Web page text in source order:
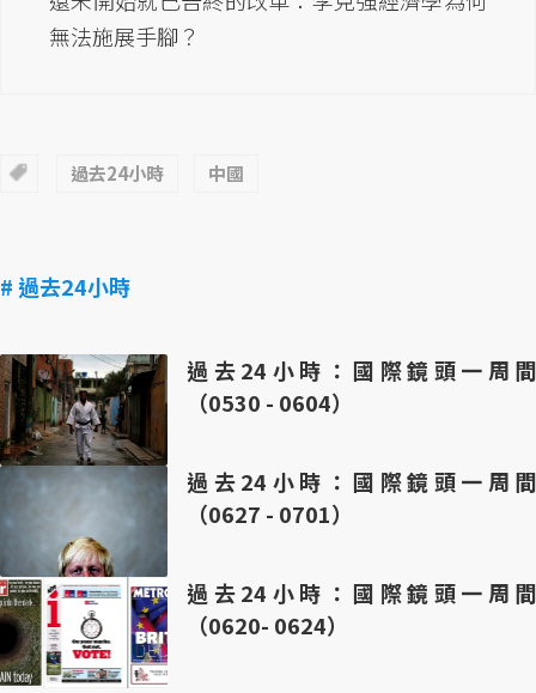
無法施展手腳？
過去24小時 中國
# 過去24小時
過去24小時：國際鏡頭一周間
（0530 - 0604）
過去24小時：國際鏡頭一周間
（0627 - 0701）
過去24小時：國際鏡頭一周間
（0620- 0624）